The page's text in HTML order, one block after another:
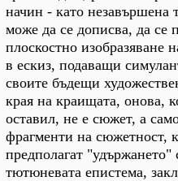
начин - като незавършена
може да се дописва, да се
плоскостно изобразяване
в ескиз, подаващи
своите бъдещи
края на краищата, онова,
оставил, не е сюжет, а
фрагменти на сюжетност,
предполагат "удържането"
тютюневата епистема,